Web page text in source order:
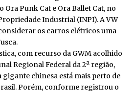
Ora Punk Cat e Ora Ballet Cat, no
Industrial (INPI). A VW
os carros elétricos uma
com recurso da GWM acolhido
Regional Federal da 2ª região,
gigante chinesa está mais perto de
Porém, conforme registrou o